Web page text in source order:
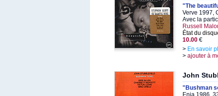
"The
Verve 1997,
Avec la
Russell
État du
10.00 €
> En savoir
> ajouter à
John
"Bushman
Enja 1986,